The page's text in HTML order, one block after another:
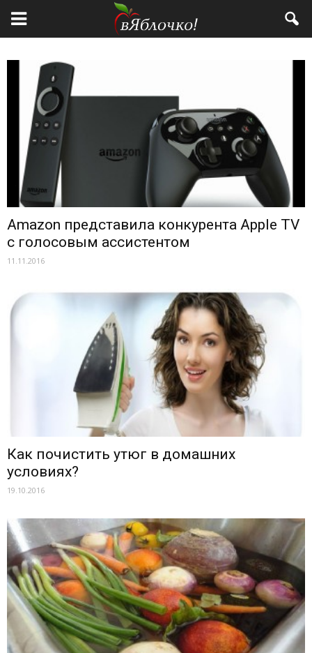
Amazon представила конкурента Apple TV
с голосовым ассистентом
11.11.2016
Как почистить утюг в домашних
условиях?
19.10.2016